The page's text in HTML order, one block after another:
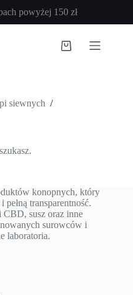
powyżej 150 zł
Koszyk
siewnych /
konopnych, który
transparentność.
susz oraz inne
surowców i
laboratoria.